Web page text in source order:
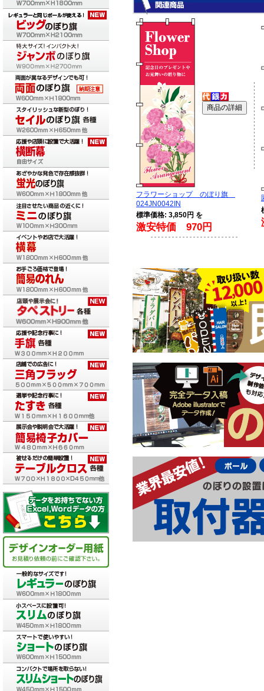
フラワーショップ のぼり旗
024JN0042IN
標準価格: 3,850円 を
激安特価 970円